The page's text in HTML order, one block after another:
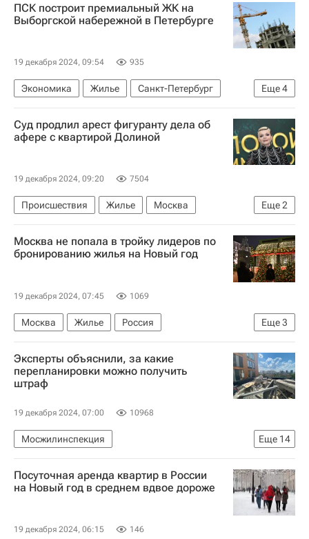
ПСК построит премиальный ЖК на
Выборгской набережной в Петербурге
19 декабря 2024, 09:54 935
Еще4
Экономика Жилье
Санкт-Петербург
Москва
Ленинградская область
Строительство
Девелоперы
Суд продлил арест фигуранту дела об
афере с квартирой Долиной
19 декабря 2024, 09:20 7504
Еще2
Происшествия Жилье
Москва
Йошкар-Ола
Лариса Долина
Москва не попала в тройку лидеров по
бронированию жилья на Новый год
19 декабря 2024, 07:45 1069
Еще3
Москва Жилье
Россия
Санкт-Петербург
ЦИАН Новый год
Эксперты объяснили, за какие
перепланировки можно получить
штраф
19 декабря 2024, 07:00 10968
Еще 14
Мосжилинспекция
Москва Сегодня: мегаполис для жизни
Городское хозяйство Москвы
Жилье
Штрафы Митино
Посуточная аренда квартир в России
на Новый год в среднем вдвое дороже
19 декабря 2024, 06:15 146